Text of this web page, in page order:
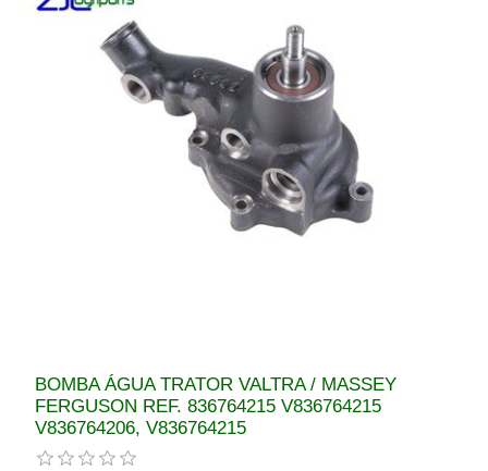
BOMBA ÁGUA TRATOR VALTRA / MASSEY
FERGUSON REF. 836764215 V836764215
V836764206, V836764215